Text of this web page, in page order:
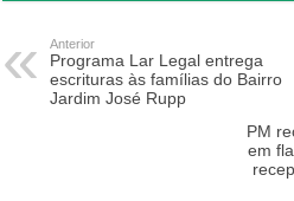
Anterior
Programa Lar Legal entrega
escrituras às famílias do Bairro
Jardim José Rupp
PM
em